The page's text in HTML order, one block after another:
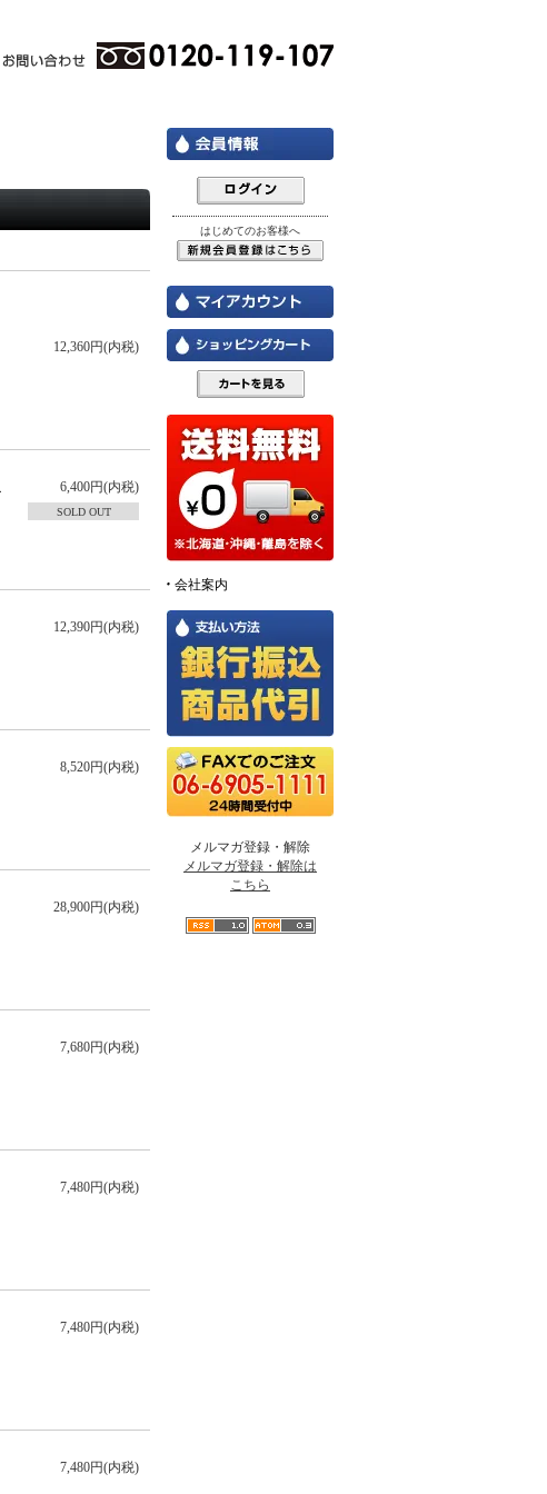
12,360円(内税)
6,400円(内税)
SOLD OUT
12,390円(内税)
8,520円(内税)
28,900円(内税)
7,680円(内税)
7,480円(内税)
7,480円(内税)
7,480円(内税)
はじめてのお客様へ
会社案内
メルマガ登録・解除
メルマガ登録・解除は
こちら